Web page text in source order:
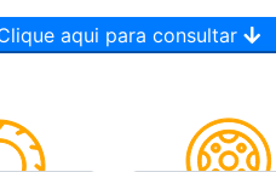
Pneu? Clique aqui para consultar